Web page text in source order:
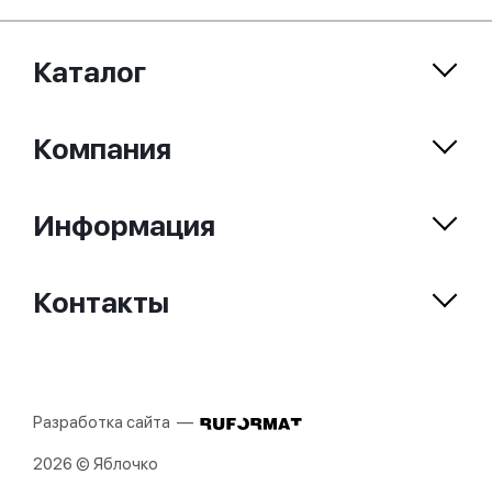
Контакты
Каталог
Компания
Информация
2026 © Яблочко
Разработка сайта —